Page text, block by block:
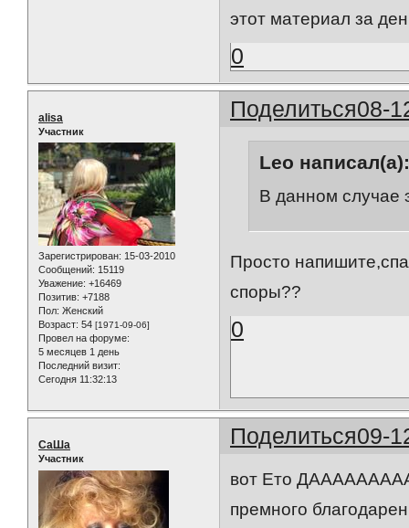
этот материал за
0
Поделиться08-
alisa
Участник
Зарегистрирован: 15-03-2010
Сообщений: 15119
Уважение: +16469
Позитив: +7188
Пол: Женский
Возраст: 54 [1971-09-06]
Провел на форуме:
5 месяцев 1 день
Последний визит:
Сегодня 11:32:13
Leo написал(а):
В данном случае
Просто
споры??
0
Поделиться09-
СаШа
Участник
вот Ето
премного